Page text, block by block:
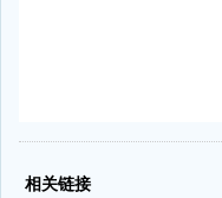
-
相关链接